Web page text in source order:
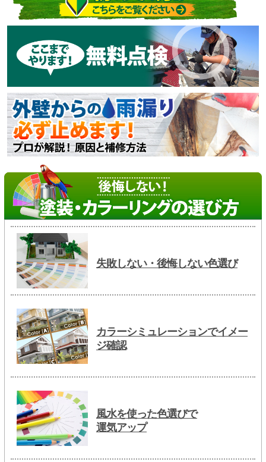
失敗しない・後悔しない色選び
カラーシミュレーションでイメー
ジ確認
風水を使った色選びで
運気アップ